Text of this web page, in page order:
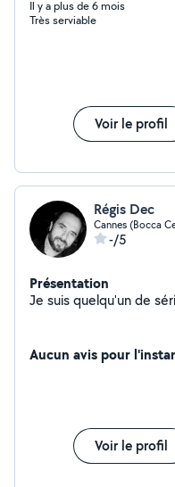
Il y a plus de 6 mois
Très serviable
Voir le profil
Régis Dec
Cannes (Bocca
-/5
Présentation
Je suis quelqu'un de
Aucun avis pour
Voir le profil